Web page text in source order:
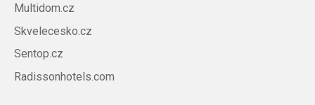
Multidom.cz
Skvelecesko.cz
Sentop.cz
Radissonhotels.com